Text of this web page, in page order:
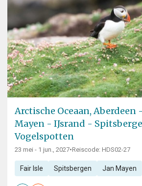
Arctische Oceaan, Aberdeen
Mayen - IJsrand -
Vogelspotten
23 mei - 1 jun., 2027•Reiscode: HDS02-27
Fair Isle Spitsbergen Jan Mayen